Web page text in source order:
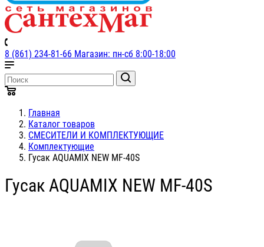
8 (861) 234-81-66 Магазин: пн-сб 8:00-18:00
Главная
Каталог товаров
СМЕСИТЕЛИ И КОМПЛЕКТУЮЩИЕ
Комплектующие
Гусак AQUAMIX NEW MF-40S
Гусак AQUAMIX NEW MF-40S